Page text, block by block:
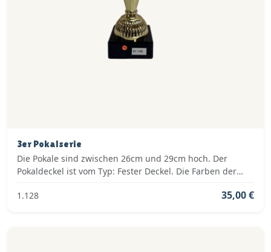
3er Pokalserie
Die Pokale sind zwischen 26cm und 29cm hoch. Der
Pokaldeckel ist vom Typ: Fester Deckel. Die Farben der
1.128
35,00 €